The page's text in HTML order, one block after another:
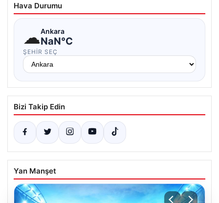
Hava Durumu
☁Ankara
NaN°C
ŞEHIR SEÇ
Bizi Takip Edin
Yan Manşet